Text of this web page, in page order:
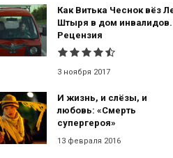
Как Витька Чеснок вёз
Штыря в дом инвалидов.
Рецензия
3 ноября 2017
И жизнь, и слёзы, и
любовь: «Смерть
супергероя»
13 февраля 2016